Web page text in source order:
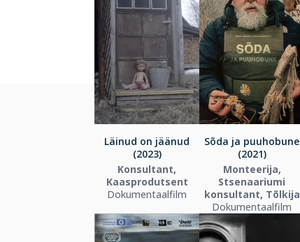
Läinud on jäänud
(2023)
Konsultant,
Kaasprodutsent
Dokumentaalfilm
Sõda ja puuhobune
(2021)
Monteerija,
Stsenaariumi
konsultant, Tõlkija
Dokumentaalfilm